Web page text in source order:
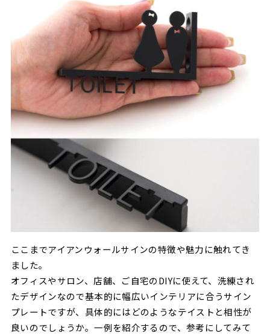
ここまでアイアンウォールサインの特徴や魅力に触れてき
ました。
オフィスやサロン、店舗、ご自宅のDIYに使えて、洗練され
たデザインなので基本的に幅広いインテリアに合うサイン
プレートですが、具体的にはどのようなテイストと相性が
良いのでしょうか。一例を紹介するので、参考にしてみて